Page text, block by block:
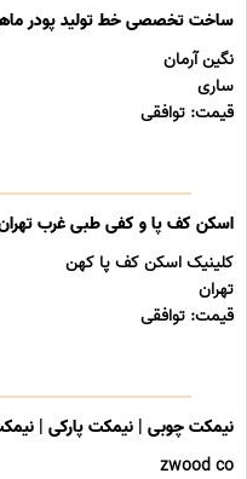
ساخت تخصصی خط تولید پودر
نگین آرمان
ساری
قیمت: توافقی
اسکن کف پا و کفی طبی غرب
کلینیک اسکن کف پا کهن
تهران
قیمت: توافقی
نیمکت چوبی | نیمکت پارکی |
zwood co